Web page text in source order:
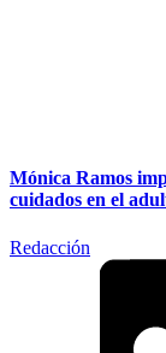
Mónica Ramos
cuidados en el
Redacción